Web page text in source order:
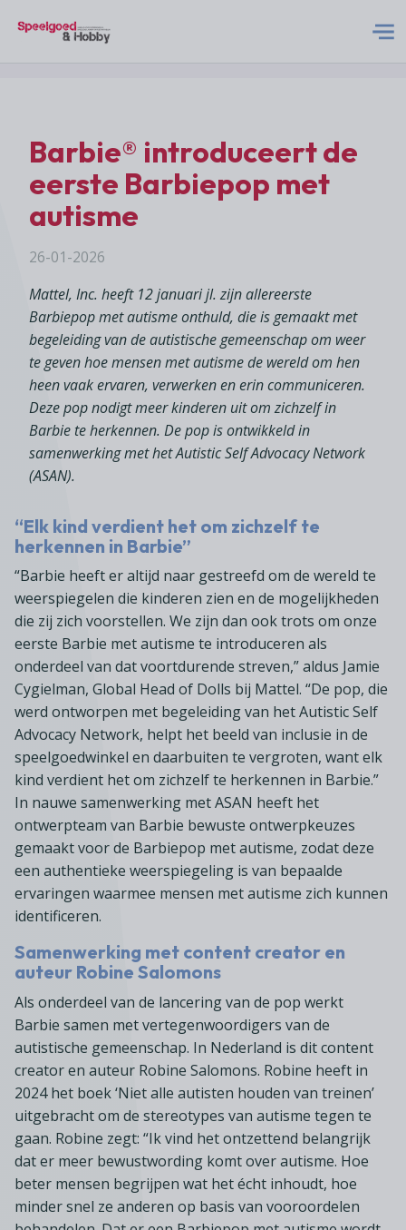
Nieuws
Abonneren
Acties
Contact
Barbie® introduceert de
eerste Barbiepop met
autisme
26-01-2026
Mattel, Inc. heeft 12 januari jl. zijn allereerste
Barbiepop met autisme onthuld, die is gemaakt met
begeleiding van de autistische gemeenschap om weer
te geven hoe mensen met autisme de wereld om hen
heen vaak ervaren, verwerken en erin communiceren.
Deze pop nodigt meer kinderen uit om zichzelf in
Barbie te herkennen. De pop is ontwikkeld in
samenwerking met het Autistic Self Advocacy Network
(ASAN).
“Elk kind verdient het om zichzelf te
herkennen in Barbie”
“Barbie heeft er altijd naar gestreefd om de wereld te
weerspiegelen die kinderen zien en de mogelijkheden
die zij zich voorstellen. We zijn dan ook trots om onze
eerste Barbie met autisme te introduceren als
onderdeel van dat voortdurende streven,” aldus Jamie
Cygielman, Global Head of Dolls bij Mattel. “De pop, die
werd ontworpen met begeleiding van het Autistic Self
Advocacy Network, helpt het beeld van inclusie in de
speelgoedwinkel en daarbuiten te vergroten, want elk
kind verdient het om zichzelf te herkennen in Barbie.”
In nauwe samenwerking met ASAN heeft het
ontwerpteam van Barbie bewuste ontwerpkeuzes
gemaakt voor de Barbiepop met autisme, zodat deze
een authentieke weerspiegeling is van bepaalde
ervaringen waarmee mensen met autisme zich kunnen
identificeren.
Samenwerking met content creator en
auteur Robine Salomons
Als onderdeel van de lancering van de pop werkt
Barbie samen met vertegenwoordigers van de
autistische gemeenschap. In Nederland is dit content
creator en auteur Robine Salomons. Robine heeft in
2024 het boek ‘Niet alle autisten houden van treinen’
uitgebracht om de stereotypes van autisme tegen te
gaan. Robine zegt: “Ik vind het ontzettend belangrijk
dat er meer bewustwording komt over autisme. Hoe
beter mensen begrijpen wat het écht inhoudt, hoe
minder snel ze anderen op basis van vooroordelen